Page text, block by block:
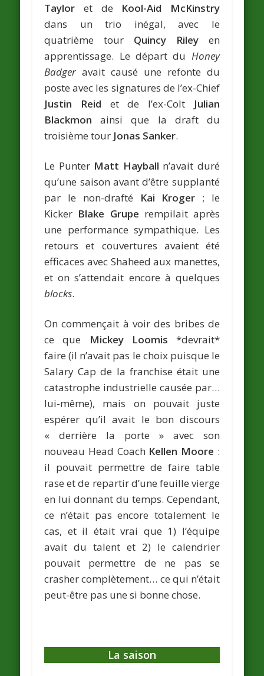
Taylor et de Kool-Aid McKinstry
dans un trio inégal, avec le
quatrième tour Quincy Rileyen
apprentissage. Le départ du Honey
Badger avait causé une refonte du
poste avec les signatures de l’ex-Chief
Justin Reid et de l’ex-Colt Julian
Blackmon ainsi que la draft du
troisième tour Jonas Sanker.
Le Punter Matt Hayball n’avait duré
qu’une saison avant d’être supplanté
par le non-drafté
Kai Kroger ; le
Kicker Blake Grupe rempilait après
une performance sympathique. Les
retours et couvertures avaient été
efficaces avec Shaheed aux manettes,
et on s’attendait encore à quelques
blocks.
On commençait à voir des bribes de
ce que
Mickey Loomis *devrait*
faire (il n’avait pas le choix puisque le
Salary Cap de la franchise était une
catastrophe industrielle causée par…
lui-même), mais on pouvait juste
espérer qu’il avait le bon discours
« derrière la porte » avec son
nouveau Head Coach Kellen Moore :
il pouvait permettre de faire table
rase et de repartir d’une feuille vierge
en lui donnant du temps. Cependant,
ce n’était pas encore totalement le
cas, et il était vrai que 1) l’équipe
avait du talent et 2) le calendrier
pouvait permettre de ne pas se
crasher complètement… ce qui n’était
peut-être pas une si bonne chose.
La saison